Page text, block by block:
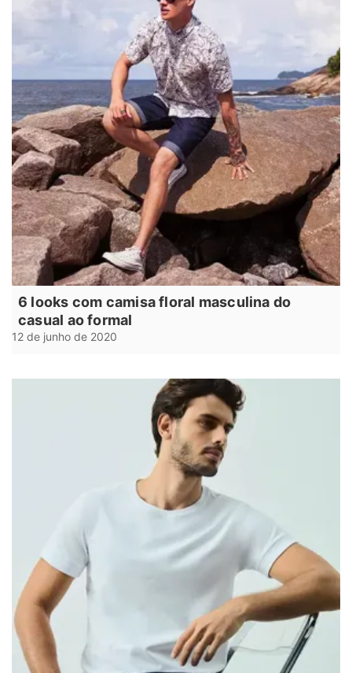
6 looks com camisa floral masculina do
casual ao formal
12 de junho de 2020